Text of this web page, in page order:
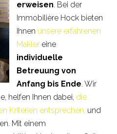
erweisen. Bei der
Immobilière Hock bieten
Ihnen unsere erfahrenen
Maklereine
individuelle
Betreuung von
Anfang bis Ende. Wir
helfen Ihnen dabei, die
Kriterien entsprechen, und
Mit einem